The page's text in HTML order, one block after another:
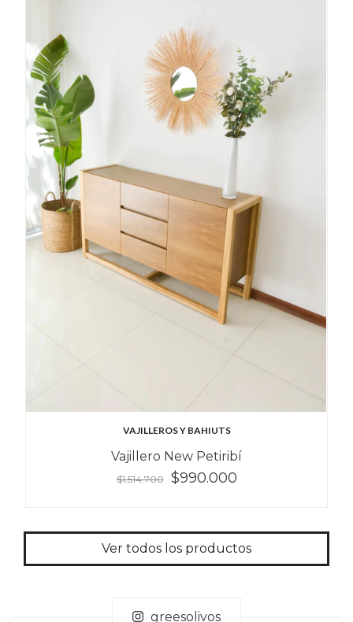
VAJILLEROS Y BAHIUTS
Vajillero New Petiribí
$1.514.700 $990.000
Ver todos los productos
greesolivos